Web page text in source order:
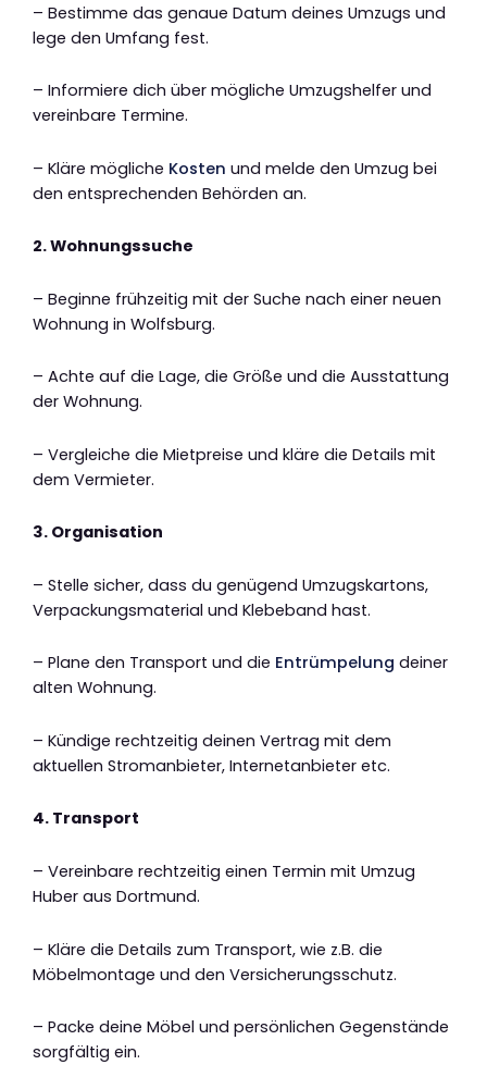
– Bestimme das genaue Datum deines Umzugs und
lege den Umfang fest.
– Informiere dich über mögliche Umzugshelfer und
vereinbare Termine.
– Kläre mögliche Kosten und melde den Umzug bei
den entsprechenden Behörden an.
2. Wohnungssuche
– Beginne frühzeitig mit der Suche nach einer neuen
Wohnung in Wolfsburg.
– Achte auf die Lage, die Größe und die Ausstattung
der Wohnung.
– Vergleiche die Mietpreise und kläre die Details mit
dem Vermieter.
3. Organisation
– Stelle sicher, dass du genügend Umzugskartons,
Verpackungsmaterial und Klebeband hast.
– Plane den Transport und die Entrümpelung deiner
alten Wohnung.
– Kündige rechtzeitig deinen Vertrag mit dem
aktuellen Stromanbieter, Internetanbieter etc.
4. Transport
– Vereinbare rechtzeitig einen Termin mit Umzug
Huber aus Dortmund.
– Kläre die Details zum Transport, wie z.B. die
Möbelmontage und den Versicherungsschutz.
– Packe deine Möbel und persönlichen Gegenstände
sorgfältig ein.